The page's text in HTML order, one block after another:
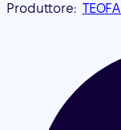
Produttore: